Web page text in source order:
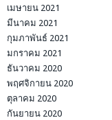
เมษายน 2021
มีนาคม 2021
กุมภาพันธ์ 2021
มกราคม 2021
ธันวาคม 2020
พฤศจิกายน 2020
ตุลาคม 2020
กันยายน 2020